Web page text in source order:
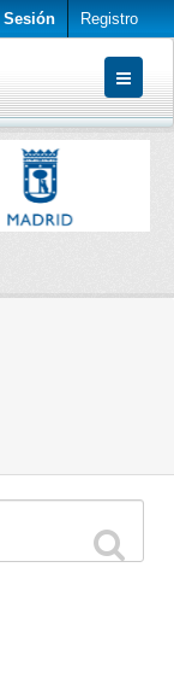
Sesión Registro